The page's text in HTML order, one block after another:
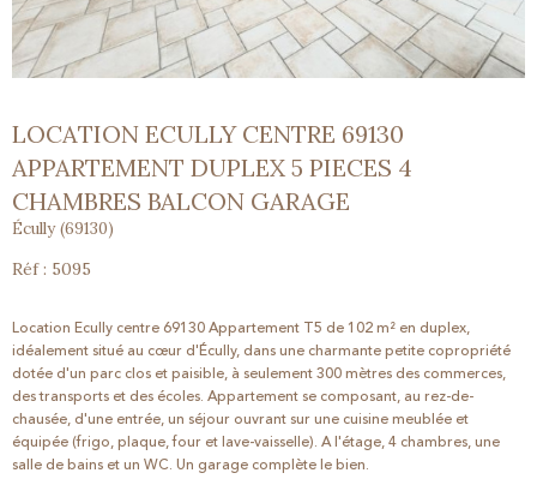
LOCATION ECULLY CENTRE 69130
APPARTEMENT DUPLEX 5 PIECES 4
CHAMBRES BALCON GARAGE
Écully (69130)
Réf : 5095
Location Ecully centre 69130 Appartement T5 de 102 m² en duplex,
idéalement situé au cœur d'Écully, dans une charmante petite copropriété
dotée d'un parc clos et paisible, à seulement 300 mètres des commerces,
des transports et des écoles. Appartement se composant, au rez-de-
chausée, d'une entrée, un séjour ouvrant sur une cuisine meublée et
équipée (frigo, plaque, four et lave-vaisselle). A l'étage, 4 chambres, une
salle de bains et un WC. Un garage complète le bien.